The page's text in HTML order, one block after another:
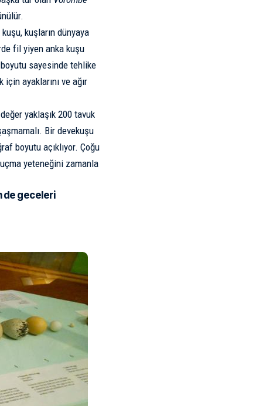
kuşların dünyaya
fil yiyenanka kuşu
sayesinde tehlike
ayaklarını ve ağır
yaklaşık 200 tavuk
Bir devekuşu
boyutu açıklıyor. Çoğu
yeteneğini zamanla
de geceleri